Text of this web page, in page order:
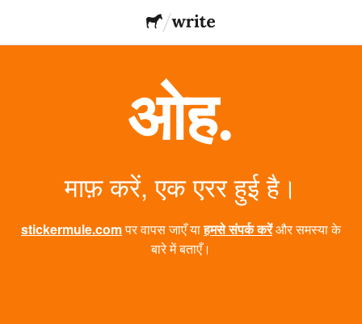
ओह.
माफ़ करें, एक एरर हुई है।
stickermule.comपर वापस जाएँ याहमसे संपर्क करेंऔर समस्या के
बारे में बताएँ।